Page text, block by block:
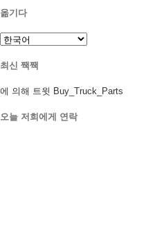
옮기다
최신 짹짹
에 의해 트윗 Buy_Truck_Parts
오늘 저희에게 연락